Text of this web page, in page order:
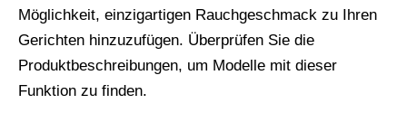
Möglichkeit, einzigartigen Rauchgeschmack zu Ihren
Gerichten hinzuzufügen. Überprüfen Sie die
Produktbeschreibungen, um Modelle mit dieser
Funktion zu finden.